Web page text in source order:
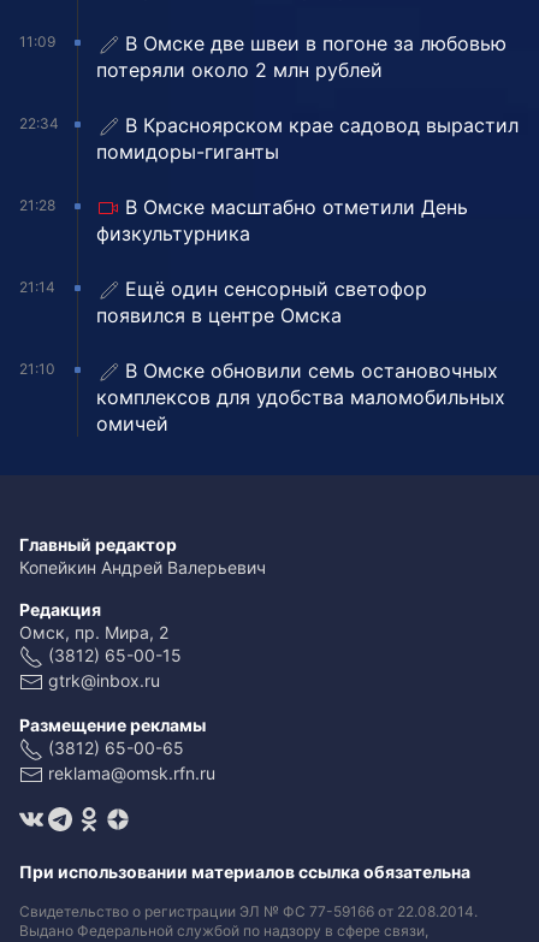
11:09
В Омске две швеи в погоне за любовью
потеряли около 2 млн рублей
22:34
В Красноярском крае садовод вырастил
помидоры-гиганты
21:28
В Омске масштабно отметили День
физкультурника
21:14
Ещё один сенсорный светофор
появился в центре Омска
21:10
В Омске обновили семь остановочных
комплексов для удобства маломобильных
омичей
Главный редактор
Копейкин Андрей Валерьевич
Редакция
Омск, пр. Мира, 2
(3812) 65-00-15
gtrk@inbox.ru
Размещение рекламы
(3812) 65-00-65
reklama@omsk.rfn.ru
При использовании материалов ссылка обязательна
Свидетельство о регистрации ЭЛ № ФС 77-59166 от 22.08.2014.
Выдано Федеральной службой по надзору в сфере связи,